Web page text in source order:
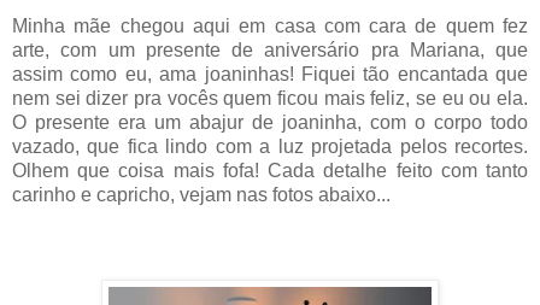
Minha mãe chegou aqui em casa com cara de quem fez
arte, com um presente de aniversário pra Mariana, que
assim como eu, ama joaninhas! Fiquei tão encantada que
nem sei dizer pra vocês quem ficou mais feliz, se eu ou ela.
O presente era um abajur de joaninha, com o corpo todo
vazado, que fica lindo com a luz projetada pelos recortes.
Olhem que coisa mais fofa! Cada detalhe feito com tanto
carinho e capricho, vejam nas fotos abaixo...